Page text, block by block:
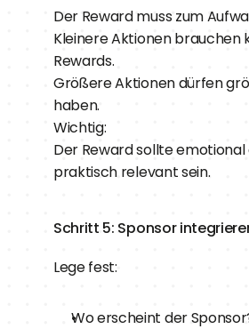
Der Reward muss zum
Kleinere Aktionen brauchen
Rewards.
Größere Aktionen dürfen
haben.
Wichtig:
Der Reward sollte
praktisch relevant sein.
Schritt 5: Sponsor
Lege fest:
Wo erscheint der